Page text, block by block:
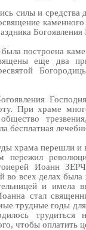
силы и средства
Богоявления
построена
еще два
При храме
бесплатная
храма перешли и
Иоанн
всех делах
и имела
стал
трудные годы
трудиться
чтобы оплатить